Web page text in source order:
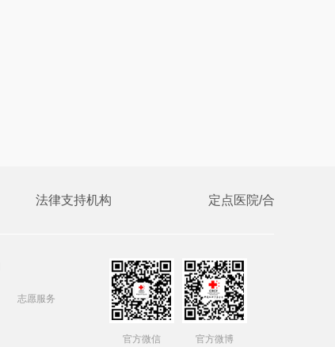
法律支持机构 定点医院/合作医院
志愿服务
官方微信 官方微博